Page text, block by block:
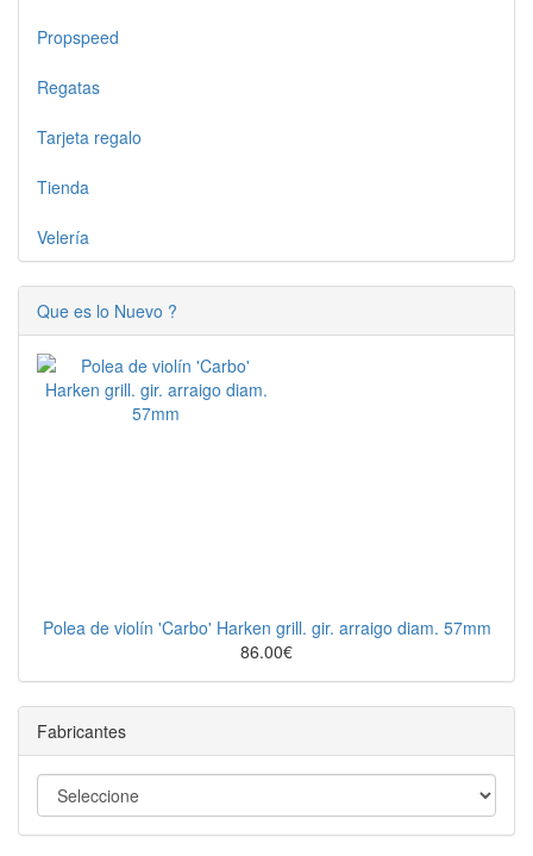
Propspeed
Regatas
Tarjeta regalo
Tienda
Velería
Que es lo Nuevo ?
Polea de violín 'Carbo' Harken grill. gir. arraigo diam. 57mm
86.00€
Fabricantes